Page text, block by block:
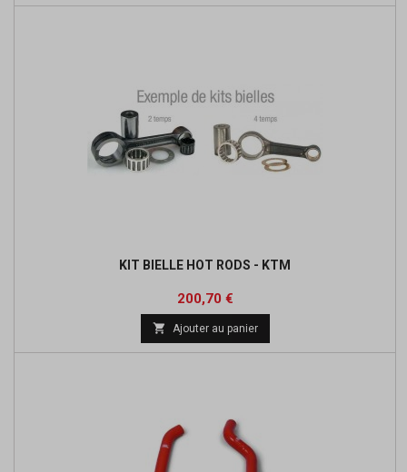
KIT BIELLE HOT RODS - KTM
Prix
200,70 €Prix
de
base
 Ajouter au panier